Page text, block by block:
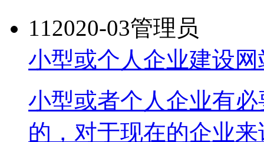
112020-03管理员
小型或个人企业建设
小型或者个人企业有
的，对于现在的企业